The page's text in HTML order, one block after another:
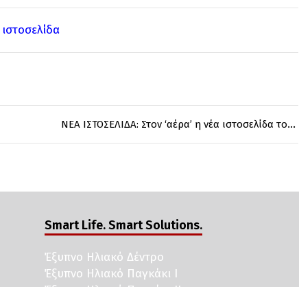
ιστοσελίδα
ΝΕΑ ΙΣΤΟΣΕΛΙΔΑ: Στον ‘αέρα’ η νέα ιστοσελίδα του Δήμου Νέας Σμύρνης
Smart Life. Smart Solutions.
Έξυπνο Ηλιακό Δέντρο
Έξυπνο Ηλιακό Παγκάκι I